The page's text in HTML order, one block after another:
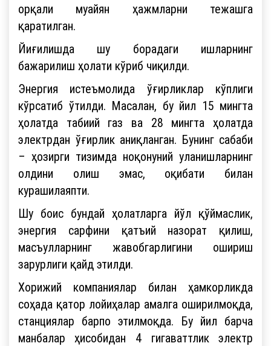
орқали муайян ҳажмларни тежашга
қаратилган.
Йиғилишда шу борадаги ишларнинг
бажарилиш ҳолати кўриб чиқилди.
Энергия истеъмолида ўғирликлар кўплиги
кўрсатиб ўтилди. Масалан, бу йил 15 мингта
ҳолатда табиий газ ва 28 мингта ҳолатда
электрдан ўғирлик аниқланган. Бунинг сабаби
– ҳозирги тизимда ноқонуний уланишларнинг
олдини олиш эмас, оқибати билан
курашилаяпти.
Шу боис бундай ҳолатларга йўл қўймаслик,
энергия сарфини қатъий назорат қилиш,
масъулларнинг жавобгарлигини ошириш
зарурлиги қайд этилди.
Хорижий компаниялар билан ҳамкорликда
соҳада қатор лойиҳалар амалга оширилмоқда,
станциялар барпо этилмоқда. Бу йил барча
манбалар ҳисобидан 4 гигаваттлик электр